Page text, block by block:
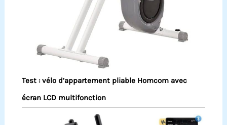
Test : vélo d’appartement pliable Homcom avec
écran LCD multifonction